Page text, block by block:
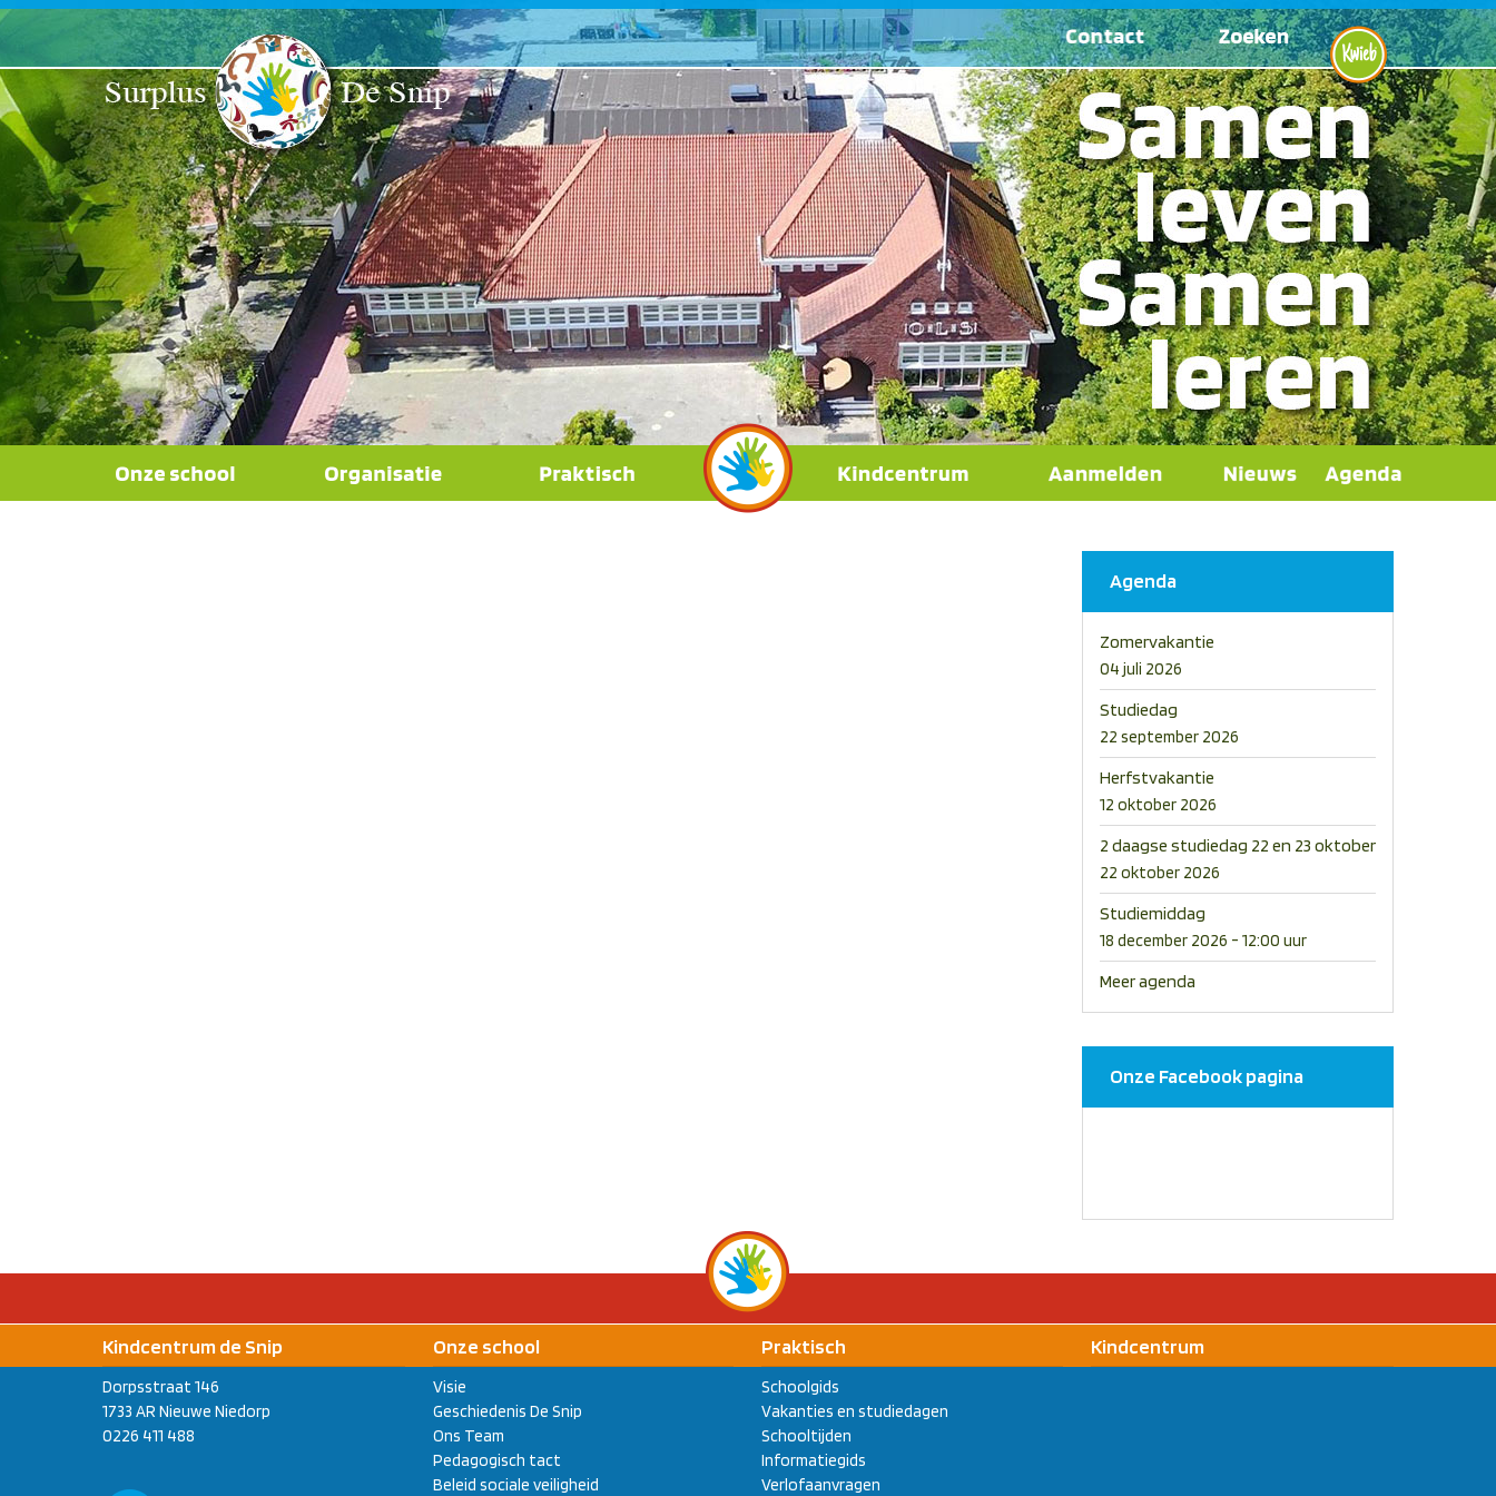
Agenda
Zomervakantie
04 juli 2026
Studiedag
22 september 2026
Herfstvakantie
12 oktober 2026
2 daagse studiedag 22 en 23 oktober
22 oktober 2026
Studiemiddag
18 december 2026 - 12:00 uur
Meer agenda
Onze Facebook pagina
Kindcentrum de Snip
Dorpsstraat 146
1733 AR Nieuwe Niedorp
0226 411 488
Onze school
Visie
Geschiedenis De Snip
Ons Team
Pedagogisch tact
Beleid sociale veiligheid
Praktisch
Schoolgids
Vakanties en studiedagen
Schooltijden
Informatiegids
Verlofaanvragen
Kindcentrum